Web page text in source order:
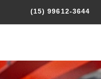
(15)99612-3644